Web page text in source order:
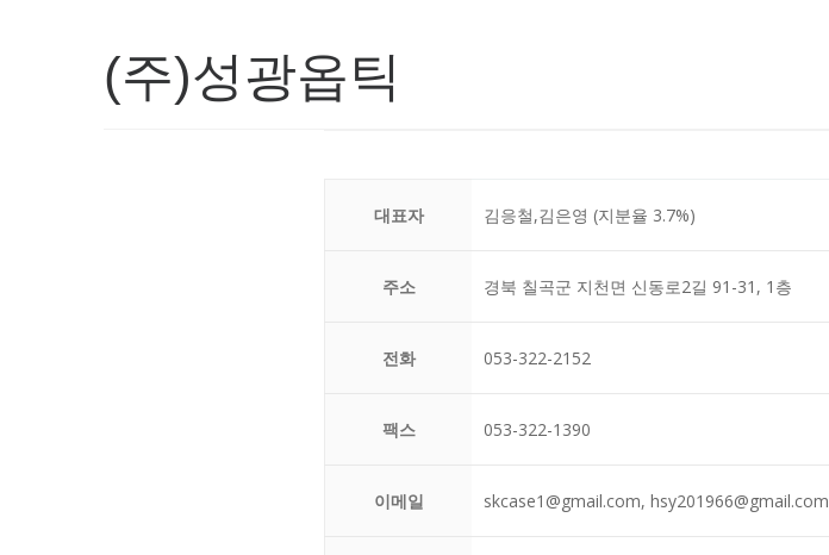
(주)성광옵틱
대표자 김응철,김은영 (지분율 3.7%)
주소 경북 칠곡군 지천면 신동로2길 91-31, 1층
전화 053-322-2152
팩스 053-322-1390
이메일 skcase1@gmail.com, hsy201966@gmail.com